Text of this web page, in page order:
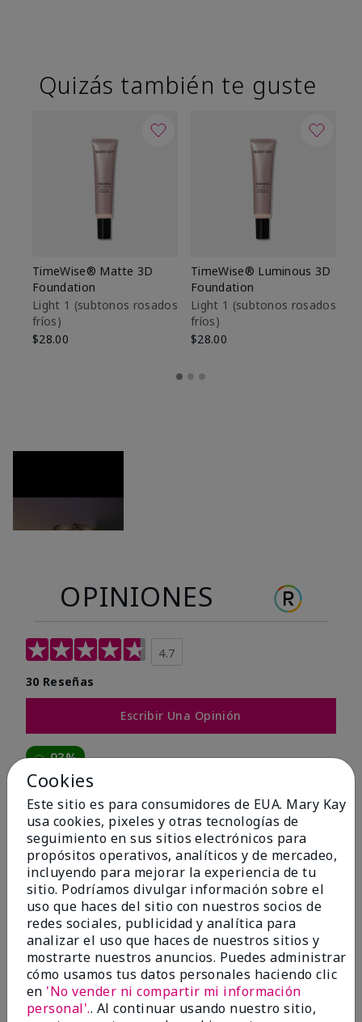
Quizás también te guste
TimeWise® Matte 3D
Foundation
Light 1​ (subtonos rosados
fríos)
$28.00
TimeWise® Luminous 3D
Foundation
Light 1​ (subtonos rosados
fríos)
$28.00
OPINIONES
4.7
30 Reseñas
Escribir Una Opinión
93%
de los encuestados recomendaría a un amigo.
5 estrellas
24
4 estrellas
4
3 estrellas
0
2 estrellas
2
1 estrella
0
Tipo De Piel
Filtrar
Cookies
Este sitio es para consumidores de EUA. Mary Kay
usa cookies, pixeles y otras tecnologías de
seguimiento en sus sitios electrónicos para
propósitos operativos, analíticos y de mercadeo,
incluyendo para mejorar la experiencia de tu
sitio. Podríamos divulgar información sobre el
uso que haces del sitio con nuestros socios de
redes sociales, publicidad y analítica para
analizar el uso que haces de nuestros sitios y
mostrarte nuestros anuncios. Puedes administrar
cómo usamos tus datos personales haciendo clic
en 'No vender ni compartir mi información
personal'.. Al continuar usando nuestro sitio,